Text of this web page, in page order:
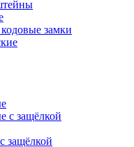
замки
с защёлкой
защёлкой